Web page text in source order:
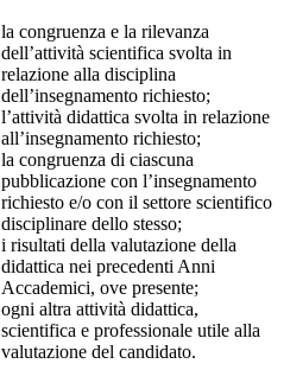
la congruenza e la rilevanza
dell’attività scientifica svolta in
relazione alla disciplina
dell’insegnamento richiesto;
l’attività didattica svolta in relazione
all’insegnamento richiesto;
la congruenza di ciascuna
pubblicazione con l’insegnamento
richiesto e/o con il settore scientifico
disciplinare dello stesso;
i risultati della valutazione della
didattica nei precedenti Anni
Accademici, ove presente;
ogni altra attività didattica,
scientifica e professionale utile alla
valutazione del candidato.